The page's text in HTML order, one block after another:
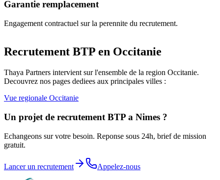
Garantie remplacement
Engagement contractuel sur la perennite du recrutement.
Recrutement BTP en Occitanie
Thaya Partners intervient sur l'ensemble de la region Occitanie.
Decouvrez nos pages dediees aux principales villes :
Vue regionale Occitanie
Un projet de recrutement BTP a Nimes ?
Echangeons sur votre besoin. Reponse sous 24h, brief de mission
gratuit.
Lancer un recrutement Appelez-nous